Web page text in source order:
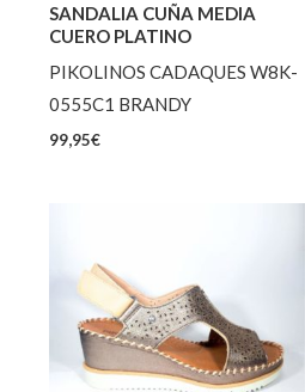
SANDALIA CUÑA MEDIA
CUERO PLATINO
PIKOLINOS CADAQUES W8K-
0555C1 BRANDY
99,95€